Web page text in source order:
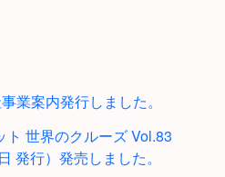
業案内発行しました。
ト 世界のクルーズ Vol.83
発行）発売しました。